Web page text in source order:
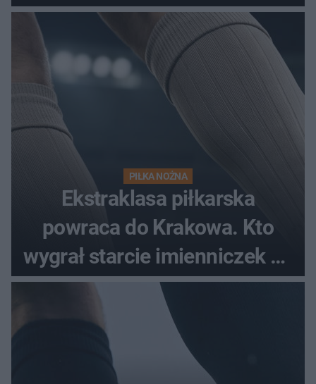
spotkania?
PIŁKA NOŻNA
Ekstraklasa piłkarska
powraca do Krakowa. Kto
wygrał starcie imienniczek na
pełnym stadionie